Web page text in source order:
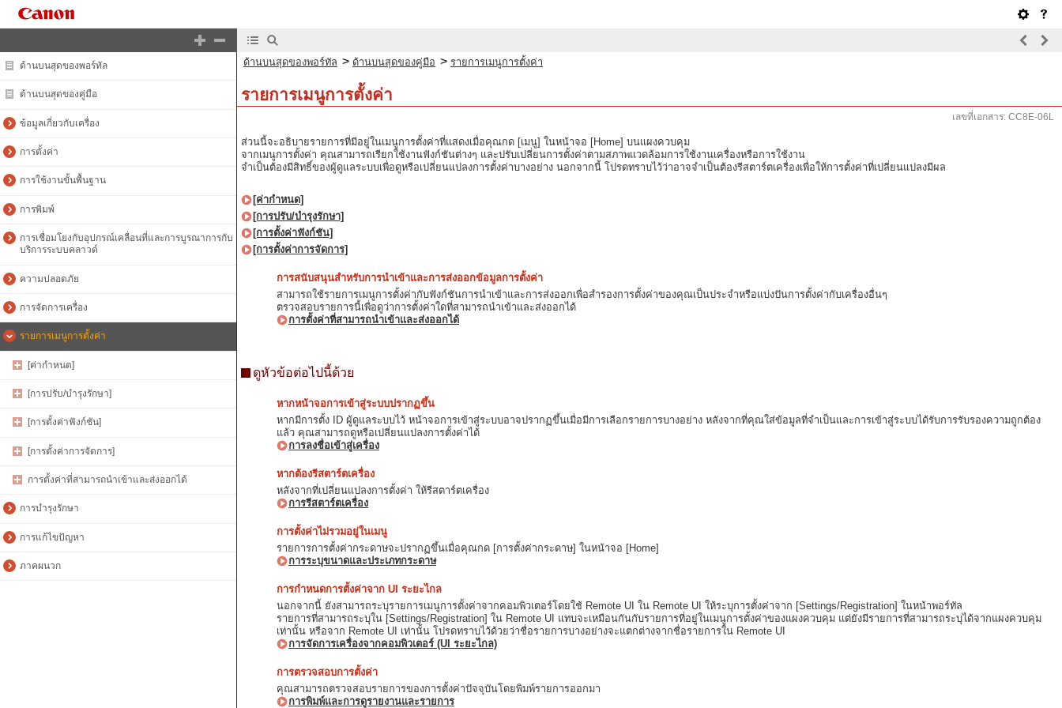
ด้านบนสุดของพอร์ทัล
ด้านบนสุดของคู่มือ
ข้อมูลเกี่ยวกับเครื่อง
การตั้งค่า
การใช้งานขั้นพื้นฐาน
การพิมพ์
การเชื่อมโยงกับอุปกรณ์เคลื่อนที่และการบูรณาการกับ
บริการระบบคลาวด์
ความปลอดภัย
การจัดการเครื่อง
รายการเมนูการตั้งค่า
[ค่ากำหนด]
[การปรับ/บำรุงรักษา]
[การตั้งค่าฟังก์ชัน]
[การตั้งค่าการจัดการ]
การตั้งค่าที่สามารถนำเข้าและส่งออกได้
การบำรุงรักษา
การแก้ไขปัญหา
ภาคผนวก
ด้านบนสุดของพอร์ทัล > ด้านบนสุดของคู่มือ > รายการเมนูการตั้งค่า
รายการเมนูการตั้งค่า
เลขที่เอกสาร: CC8E-06L
ส่วนนี้จะอธิบายรายการที่มีอยู่ในเมนูการตั้งค่าที่แสดงเมื่อคุณกด [เมนู] ในหน้าจอ [Home] บนแผงควบคุม
จากเมนูการตั้งค่า คุณสามารถเรียกใช้งานฟังก์ชันต่างๆ และปรับเปลี่ยนการตั้งค่าตามสภาพแวดล้อมการใช้งานเครื่องหรือการใช้งาน
จำเป็นต้องมีสิทธิ์ของผู้ดูแลระบบเพื่อดูหรือเปลี่ยนแปลงการตั้งค่าบางอย่าง นอกจากนี้ โปรดทราบไว้ว่าอาจจำเป็นต้องรีสตาร์ตเครื่องเพื่อให้การตั้งค่าที่เปลี่ยนแปลงมีผล
[ค่ากำหนด]
[การปรับ/บำรุงรักษา]
[การตั้งค่าฟังก์ชัน]
[การตั้งค่าการจัดการ]
การสนับสนุนสำหรับการนำเข้าและการส่งออกข้อมูลการตั้งค่า
สามารถใช้รายการเมนูการตั้งค่ากับฟังก์ชันการนำเข้าและการส่งออกเพื่อสำรองการตั้งค่าของคุณเป็นประจำหรือแบ่งปันการตั้งค่ากับเครื่องอื่นๆ
ตรวจสอบรายการนี้เพื่อดูว่าการตั้งค่าใดที่สามารถนำเข้าและส่งออกได้
การตั้งค่าที่สามารถนำเข้าและส่งออกได้
ดูหัวข้อต่อไปนี้ด้วย
หากหน้าจอการเข้าสู่ระบบปรากฏขึ้น
หากมีการตั้ง ID ผู้ดูแลระบบไว้ หน้าจอการเข้าสู่ระบบอาจปรากฏขึ้นเมื่อมีการเลือกรายการบางอย่าง หลังจากที่คุณใส่ข้อมูลที่จำเป็นและการเข้าสู่ระบบได้รับการรับรองความถูกต้อง
แล้ว คุณสามารถดูหรือเปลี่ยนแปลงการตั้งค่าได้
การลงชื่อเข้าสู่เครื่อง
หากต้องรีสตาร์ตเครื่อง
หลังจากที่เปลี่ยนแปลงการตั้งค่า ให้รีสตาร์ตเครื่อง
การรีสตาร์ตเครื่อง
การตั้งค่าไม่รวมอยู่ในเมนู
รายการการตั้งค่ากระดาษจะปรากฏขึ้นเมื่อคุณกด [การตั้งค่ากระดาษ] ในหน้าจอ [Home]
การระบุขนาดและประเภทกระดาษ
การกำหนดการตั้งค่าจาก UI ระยะไกล
นอกจากนี้ ยังสามารถระบุรายการเมนูการตั้งค่าจากคอมพิวเตอร์โดยใช้ Remote UI ใน Remote UI ให้ระบุการตั้งค่าจาก [Settings/Registration] ในหน้าพอร์ทัล
รายการที่สามารถระบุใน [Settings/Registration] ใน Remote UI แทบจะเหมือนกันกับรายการที่อยู่ในเมนูการตั้งค่าของแผงควบคุม แต่ยังมีรายการที่สามารถระบุได้จากแผงควบคุม
เท่านั้น หรือจาก Remote UI เท่านั้น โปรดทราบไว้ด้วยว่าชื่อรายการบางอย่างจะแตกต่างจากชื่อรายการใน Remote UI
การจัดการเครื่องจากคอมพิวเตอร์ (UI ระยะไกล)
การตรวจสอบการตั้งค่า
คุณสามารถตรวจสอบรายการของการตั้งค่าปัจจุบันโดยพิมพ์รายการออกมา
การพิมพ์และการดูรายงานและรายการ